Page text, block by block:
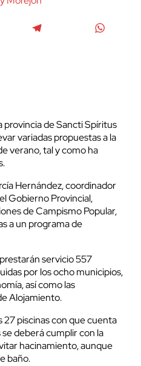
provincia de Sancti Spíritus
variadas propuestas a la
verano, tal y como ha
Hernández, coordinador
Gobierno Provincial,
de Campismo Popular,
a un programa de
servicio 557
por los ocho municipios,
así como las
Alojamiento.
27 piscinas con que cuenta
deberá cumplir con la
hacinamiento, aunque
baño.